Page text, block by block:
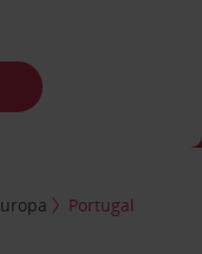
Portugal